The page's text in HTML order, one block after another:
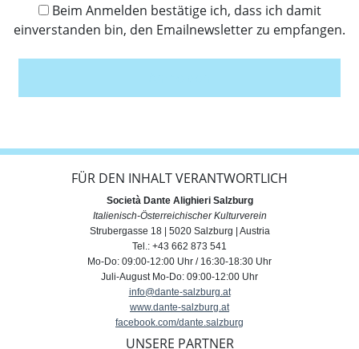
Beim Anmelden bestätige ich, dass ich damit
einverstanden bin, den Emailnewsletter zu empfangen.
FÜR DEN INHALT VERANTWORTLICH
Società Dante Alighieri Salzburg
Italienisch-Österreichischer Kulturverein
Strubergasse 18 | 5020 Salzburg | Austria
Tel.: +43 662 873 541
Mo-Do: 09:00-12:00 Uhr / 16:30-18:30 Uhr
Juli-August Mo-Do: 09:00-12:00 Uhr
info@dante-salzburg.at
www.dante-salzburg.at
facebook.com/dante.salzburg
UNSERE PARTNER